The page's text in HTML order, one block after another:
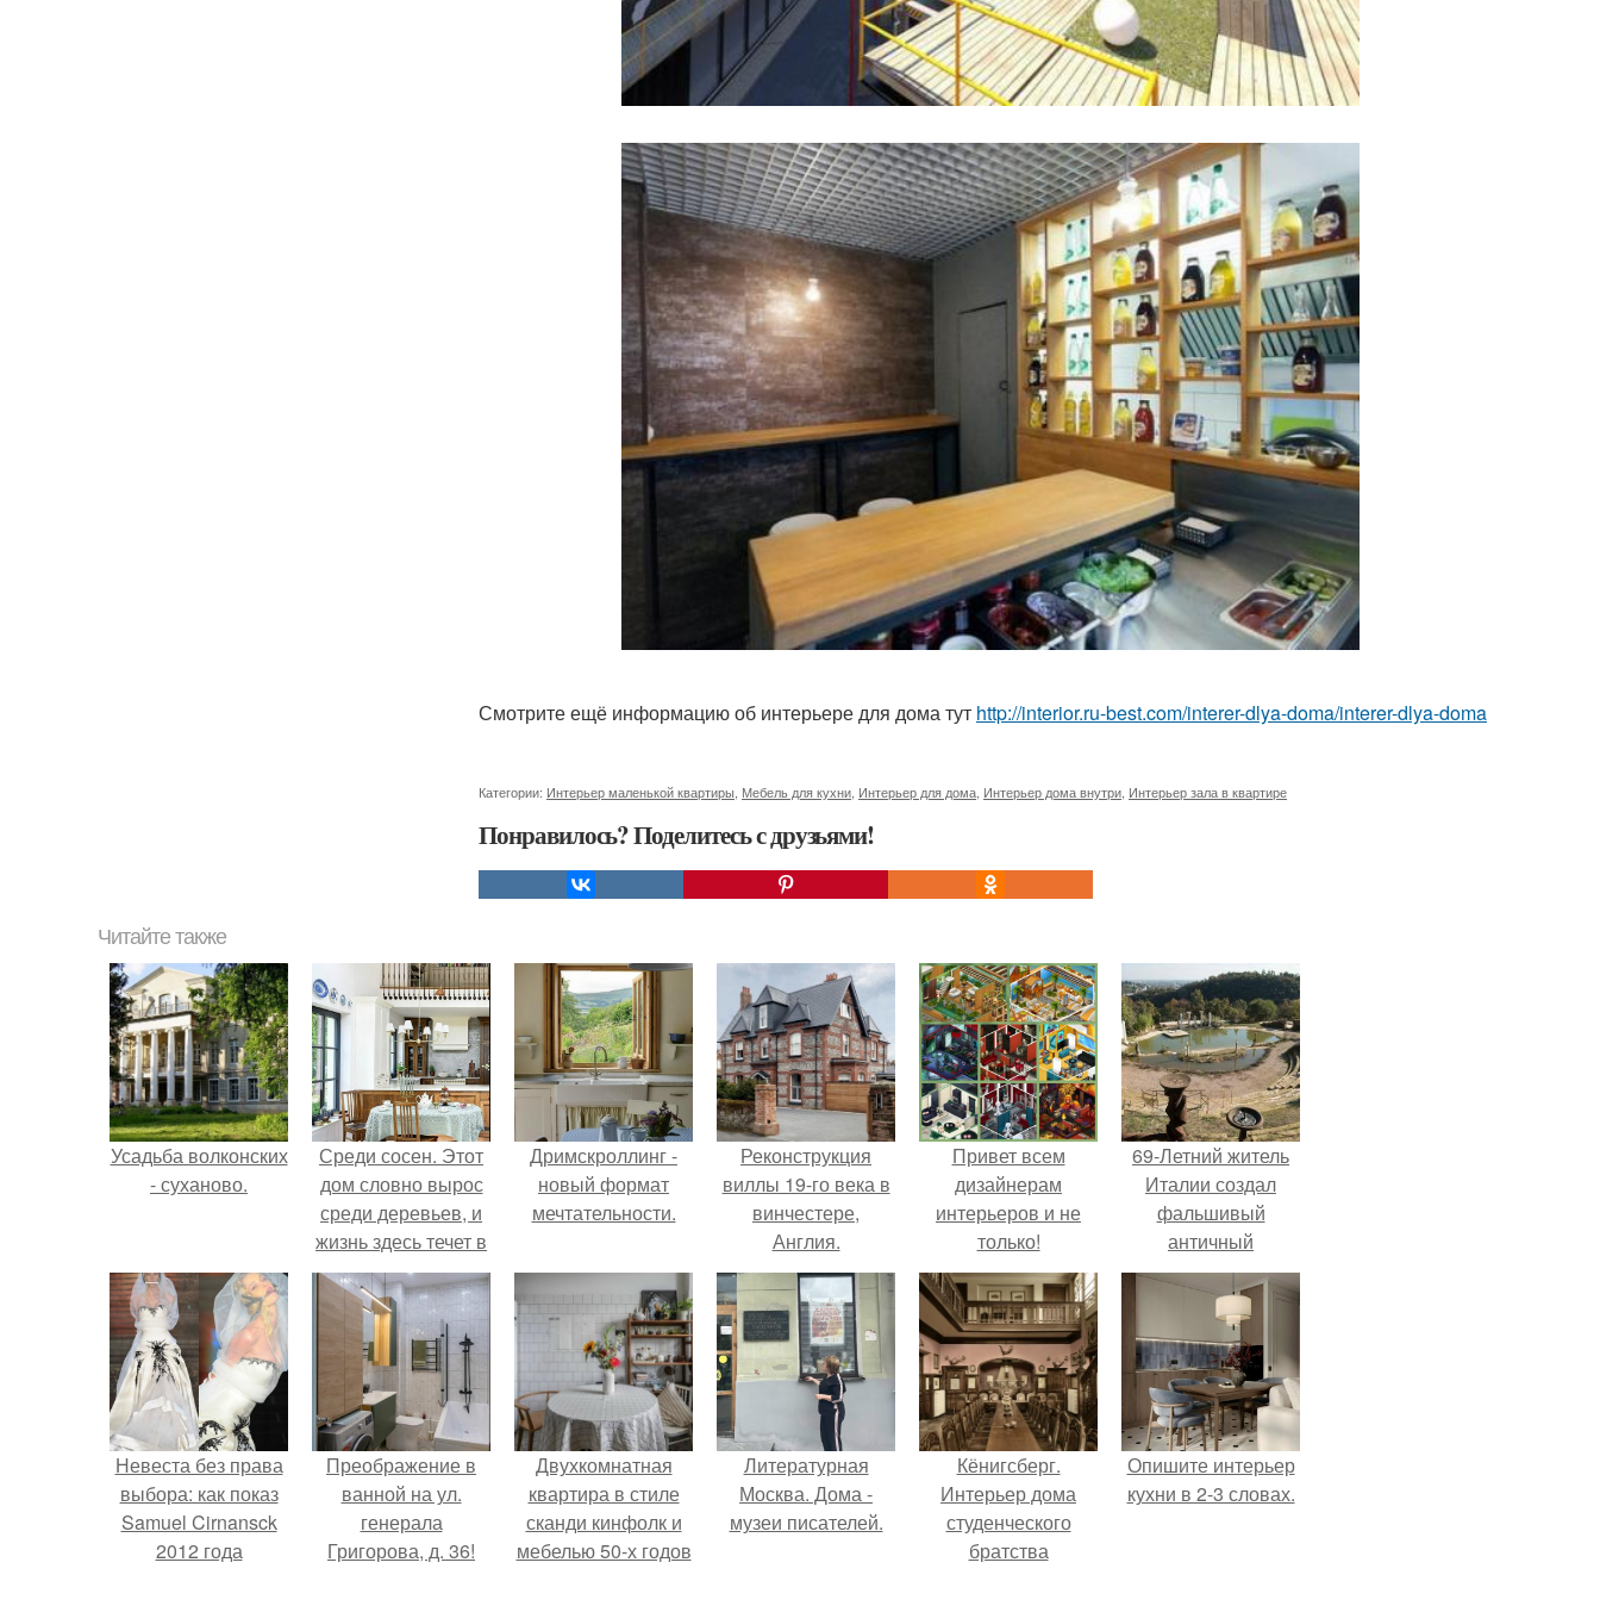
Смотрите ещё информацию об интерьере для дома тут http://interior.ru-best.com/interer-dlya-doma/interer-dlya-doma
Категории: Интерьер маленькой квартиры Мебель для кухни Интерьер для дома Интерьер дома внутри Интерьер зала в квартире
Понравилось? Поделитесь с друзьями!
Читайте также
Усадьба волконских
- суханово.
Среди сосен. Этот
дом словно вырос
среди деревьев, и
жизнь здесь течет в
собственном ритме
- спокойно, без
спешки и лишнего
шума.
Дримскроллинг -
новый формат
мечтательности.
Реконструкция
виллы 19-го века в
винчестере,
Англия.
Привет всем
дизайнерам
интерьеров и не
только!
69-Летний житель
Италии создал
фальшивый
античный
амфитеатр и
долгое время
успешно выдавал
его за настоящее
историческое
наследие.
Невеста без права
выбора: как показ
Samuel Cirnansck
2012 года
Преображение в
ванной на ул.
генерала
Григорова, д. 36!
Двухкомнатная
квартира в стиле
сканди кинфолк и
мебелью 50-х годов
Литературная
Москва. Дома -
музеи писателей.
Кёнигсберг.
Интерьер дома
студенческого
братства
Опишите интерьер
кухни в 2-3 словах.